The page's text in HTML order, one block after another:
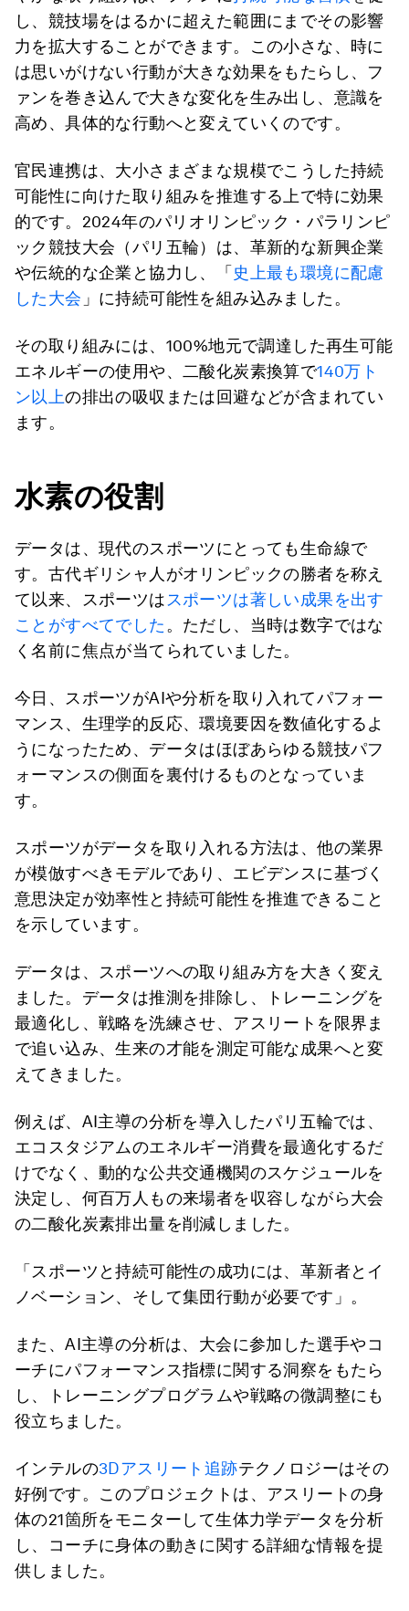
し、競技場をはるかに超えた範囲にまでその影響
力を拡大することができます。この小さな、時に
は思いがけない行動が大きな効果をもたらし、フ
ァンを巻き込んで大きな変化を生み出し、意識を
高め、具体的な行動へと変えていくのです。
官民連携は、大小さまざまな規模でこうした持続
可能性に向けた取り組みを推進する上で特に効果
的です。2024年のパリオリンピック・パラリンピ
ック競技大会（パリ五輪）は、革新的な新興企業
や伝統的な企業と協力し、「 史上最も環境に配慮
した大会 」に持続可能性を組み込みました。
その取り組みには、100%地元で調達した再生可能
エネルギーの使用や、二酸化炭素換算で140万ト
ン以上の排出の吸収または回避などが含まれてい
ます。
水素の役割
データは、現代のスポーツにとっても生命線で
す。古代ギリシャ人がオリンピックの勝者を称え
て以来、スポーツは スポーツは著しい成果を出す
ことがすべてでした 。ただし、当時は数字ではな
く名前に焦点が当てられていました。
今日、スポーツがAIや分析を取り入れてパフォー
マンス、生理学的反応、環境要因を数値化するよ
うになったため、データはほぼあらゆる競技パフ
ォーマンスの側面を裏付けるものとなっていま
す。
スポーツがデータを取り入れる方法は、他の業界
が模倣すべきモデルであり、エビデンスに基づく
意思決定が効率性と持続可能性を推進できること
を示しています。
データは、スポーツへの取り組み方を大きく変え
ました。データは推測を排除し、トレーニングを
最適化し、戦略を洗練させ、アスリートを限界ま
で追い込み、生来の才能を測定可能な成果へと変
えてきました。
例えば、AI主導の分析を導入したパリ五輪では、
エコスタジアムのエネルギー消費を最適化するだ
けでなく、動的な公共交通機関のスケジュールを
決定し、何百万人もの来場者を収容しながら大会
の二酸化炭素排出量を削減しました。
「スポーツと持続可能性の成功には、革新者とイ
ノベーション、そして集団行動が必要です」。
また、AI主導の分析は、大会に参加した選手やコ
ーチにパフォーマンス指標に関する洞察をもたら
し、トレーニングプログラムや戦略の微調整にも
役立ちました。
インテルの3Dアスリート追跡テクノロジーはその
好例です。このプロジェクトは、アスリートの身
体の21箇所をモニターして生体力学データを分析
し、コーチに身体の動きに関する詳細な情報を提
供しました。